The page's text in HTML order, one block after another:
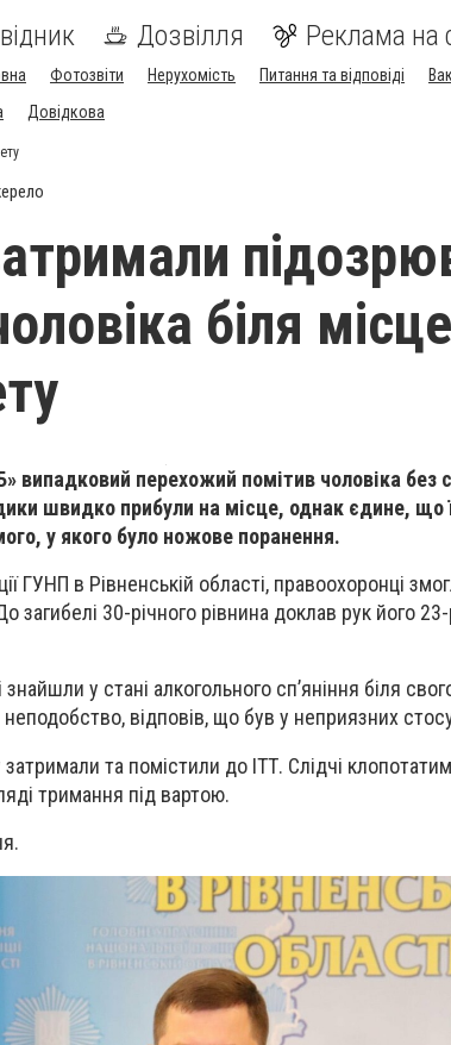
Дозвілля Реклама на
Фотозвіти Нерухомість Питання та відповіді
Довідкова
біля
випадковий перехожий помітив чоловіка без
швидко прибули на місце, однак єдине, що
у якого було ножове поранення.
ГУНП в Рівненській області, правоохоронці
загибелі 30-річного рівнина доклав рук його
у стані алкогольного сп’яніння біля
відповів, що був у неприязних
та помістили до ІТТ. Слідчі
тримання під вартою.